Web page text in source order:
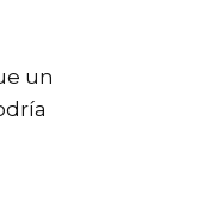
un